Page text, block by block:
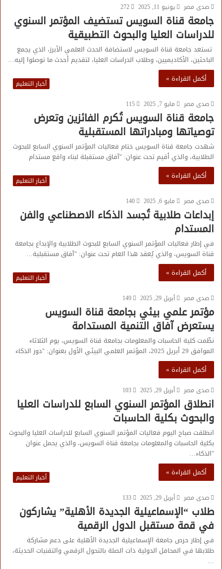
صدى مصر
يونيو 11, 2025 272
جامعة قناة السويس تستضيف المؤتمر السنوي
للدراسات العليا والبحوث التطبيقية
تستعد جامعة قناة السويس لاستضافة الحدث العلمي الأبرز، الذي يجمع
الباحثين، الأكاديميين، وطلاب الدراسات العليا، لتقديم أحدث ما توصلوا إليه…
أكمل القراءة »
أخبار التعليم
صدى مصر
مايو 7, 2025 115
جامعة قناة السويس تُكرم الفائزين وتعرض
توصياتها ومبادراتها المستقبلية
شهدت جامعة قناة السويس ختام فعاليات المؤتمر السنوي السابع للبحوث
الطلابية، والذي أقيم تحت عنوان: "آفاق مستقبلة لبناء واقع مستدام
أكمل القراءة »
أخبار التعليم
صدى مصر
مايو 6, 2025 140
إبداعات طلابية تُجسد الذكاء الاصطناعي والفن
المستدام
في إطار فعاليات المؤتمر السنوي السابع للبحوث الطلابية والإبداع بجامعة
قناة السويس، والذي يُعقد هذا العام تحت عنوان: "آفاق مستقبلية…
أكمل القراءة »
أخبار التعليم
صدى مصر
أبريل 29, 2025 149
مؤتمر علمي بيئي بجامعة قناة السويس
يستعرض آفاق التنمية المستدامة
نظّمت كلية الحاسبات والمعلومات بجامعة قناة السويس، يوم الثلاثاء
الموافق 29 أبريل 2025، المؤتمر العلمي البيئي الأول بعنوان: "دور الذكاء
أكمل القراءة »
صدى مصر أبريل 29, 2025 103
انطلاق المؤتمر السنوي السابع للدراسات العليا
والبحوث بكلية الحاسبات
انطلقت صباح اليوم فعاليات المؤتمر السنوي السابع للدراسات العليا والبحوث
بكلية الحاسبات والمعلومات بجامعة قناة السويس، والذي يحمل عنوان
"الذكاء…
أكمل القراءة »
أخبار التعليم
صدى مصر
أبريل 29, 2025 133
طلاب “الإسماعيلية الجديدة الأهلية” يشاركون
في قمة مستقبل الدول الرقمية
في إطار حرص جامعة الإسماعيلية الجديدة الأهلية على دعم مشاركة
طلابها في المحافل الدولية ذات الصلة بالتحول الرقمي والتقنيات الحديثة،
…